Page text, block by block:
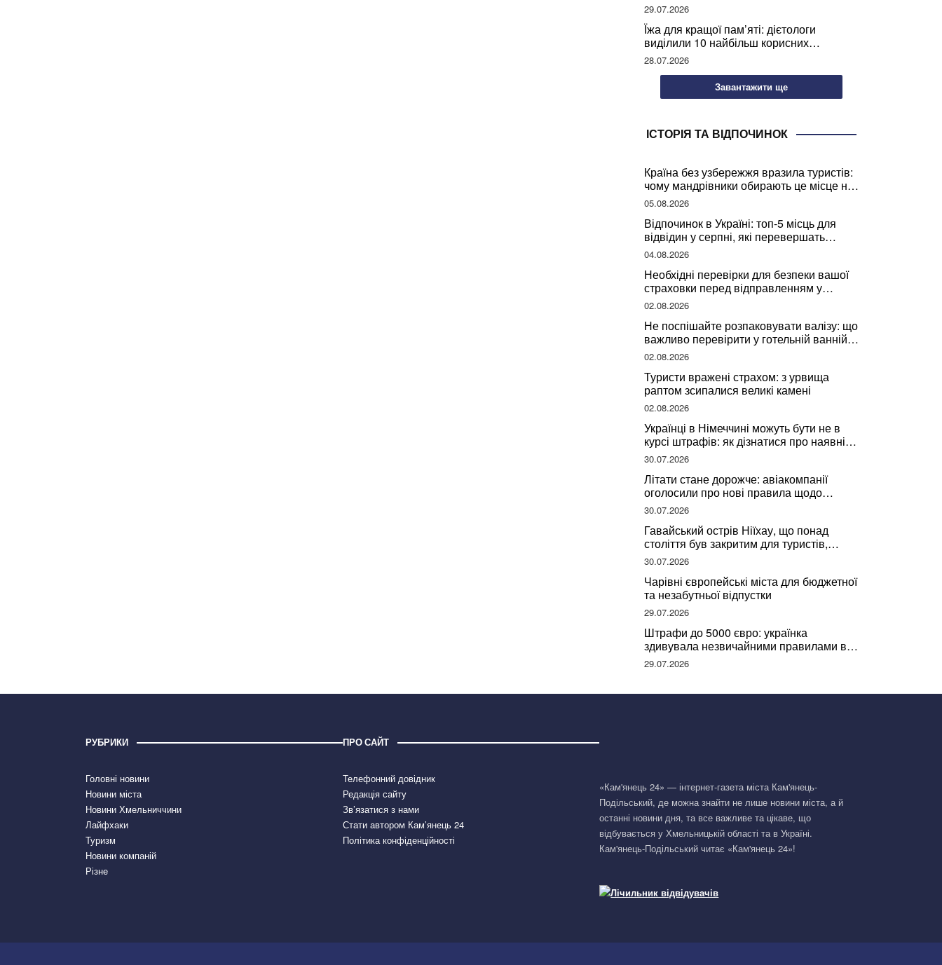
29.07.2026
Їжа для кращої пам’яті: дієтологи
виділили 10 найбільш корисних
продуктів
28.07.2026
Завантажити ще
ІСТОРІЯ ТА ВІДПОЧИНОК
Країна без узбережжя вразила туристів:
чому мандрівники обирають це місце на
відпочинок
05.08.2026
Відпочинок в Україні: топ-5 місць для
відвідин у серпні, які перевершать
закордонні враження
04.08.2026
Необхідні перевірки для безпеки вашої
страховки перед відправленням у
подорож
02.08.2026
Не поспішайте розпаковувати валізу: що
важливо перевірити у готельній ванній
за словами досвідченої мандрівниці
02.08.2026
Туристи вражені страхом: з урвища
раптом зсипалися великі камені
02.08.2026
Українці в Німеччині можуть бути не в
курсі штрафів: як дізнатися про наявні
борги
30.07.2026
Літати стане дорожче: авіакомпанії
оголосили про нові правила щодо
вибору місць
30.07.2026
Гавайський острів Ніїхау, що понад
століття був закритим для туристів,
починає приймати перших відвідувачів
30.07.2026
Чарівні європейські міста для бюджетної
та незабутньої відпустки
29.07.2026
Штрафи до 5000 євро: українка
здивувала незвичайними правилами в
Німеччині та поділилася правдою
29.07.2026
РУБРИКИ
Головні новини
Новини міста
Новини Хмельниччини
Лайфхаки
Туризм
Новини компаній
Різне
ПРО САЙТ
Телефонний довідник
Редакція сайту
Зв’язатися з нами
Стати автором Кам’янець 24
Політика конфіденційності
«Кам'янець 24» — інтернет-газета міста Кам'янець-
Подільський, де можна знайти не лише новини міста, а й
останні новини дня, та все важливе та цікаве, що
відбувається у Хмельницькій області та в Україні.
Кам'янець-Подільський читає «Кам'янець 24»!